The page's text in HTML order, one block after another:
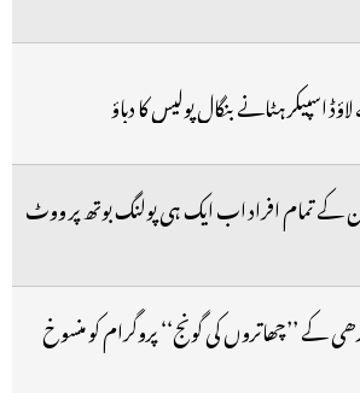
اسپیکر ہٹانے بنگال پولیس کا دباؤ
کے تمام افراد اب ایک ہی پولنگ بوتھ پر ووٹ
کے ’’چھاتروں کی گونج‘‘ پروگرام کو منسوخ